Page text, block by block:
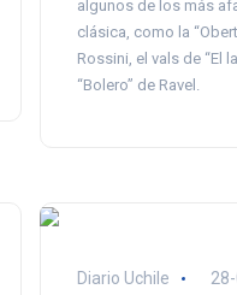
algunos de los más
clásica, como la
Rossini, el vals de “El
“Bolero” de Ravel.
Diario Uchile